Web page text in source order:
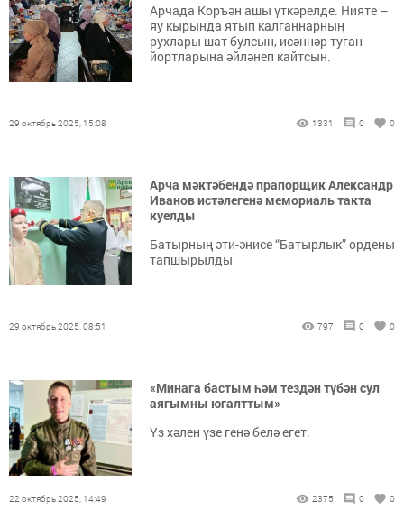
Арчада Коръән ашы үткәрелде. Нияте –
яу кырында ятып калганнарның
рухлары шат булсын, исәннәр туган
йортларына әйләнеп кайтсын.
29 октябрь 2025, 15:08 1331 0 0
Арча мәктәбендә прапорщик Александр
Иванов истәлегенә мемориаль такта
куелды
Батырның әти-әнисе “Батырлык” ордены
тапшырылды
29 октябрь 2025, 08:51 797 0 0
«Минага бастым һәм тездән түбән сул
аягымны югалттым»
Үз хәлен үзе генә белә егет.
22 октябрь 2025, 14:49 2375 0 0